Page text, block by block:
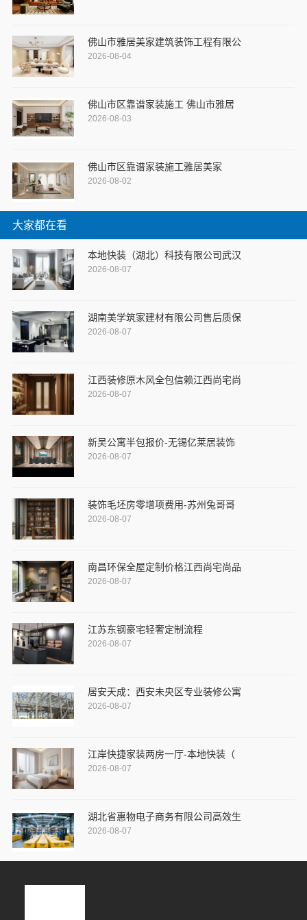
佛山市雅居美家建筑装饰工程有限公
2026-08-04
佛山市区靠谱家装施工 佛山市雅居
2026-08-03
佛山市区靠谱家装施工雅居美家
2026-08-02
大家都在看
本地快装（湖北）科技有限公司武汉
2026-08-07
湖南美学筑家建材有限公司售后质保
2026-08-07
江西装修原木风全包信赖江西尚宅尚
2026-08-07
新吴公寓半包报价-无锡亿莱居装饰
2026-08-07
装饰毛坯房零增项费用-苏州兔哥哥
2026-08-07
南昌环保全屋定制价格江西尚宅尚品
2026-08-07
江苏东钢豪宅轻奢定制流程
2026-08-07
居安天成：西安未央区专业装修公寓
2026-08-07
江岸快捷家装两房一厅-本地快装（
2026-08-07
湖北省惠物电子商务有限公司高效生
2026-08-07